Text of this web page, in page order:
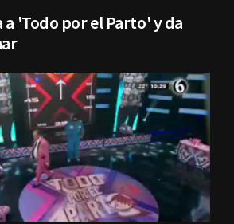
'Todo por el Parto' y da